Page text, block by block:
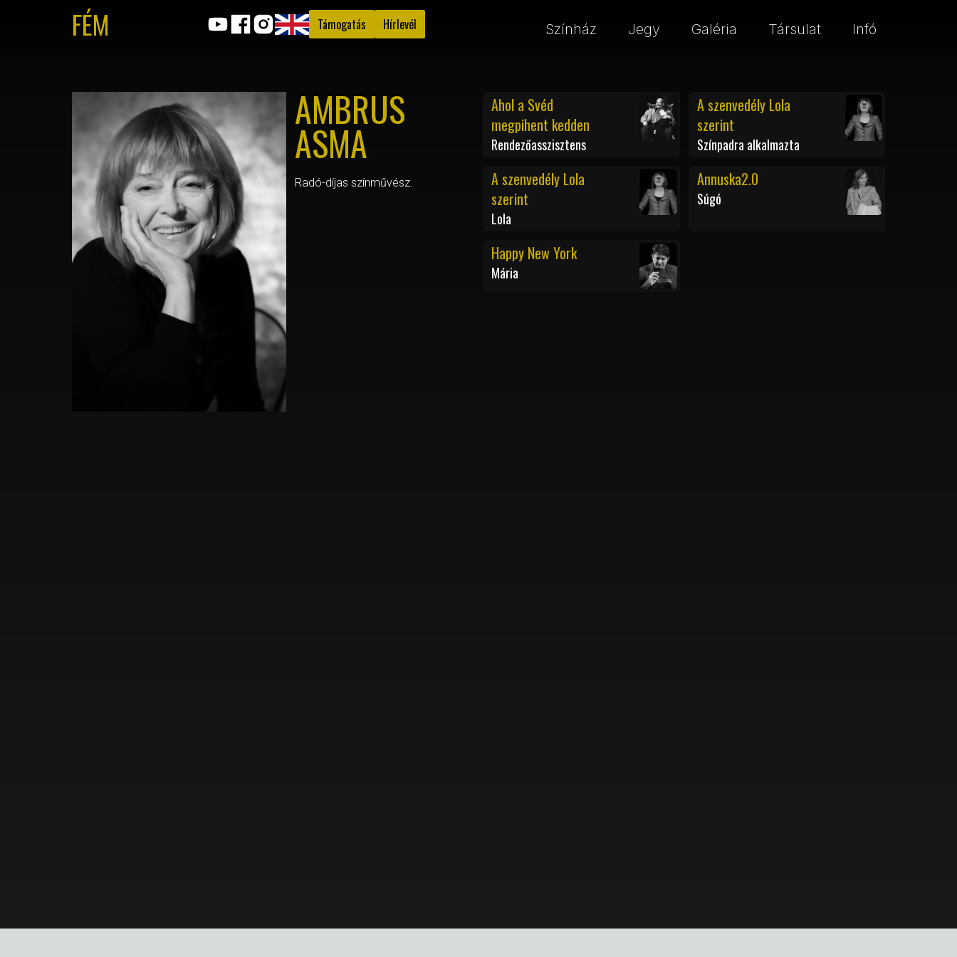
FÉM Támogatás Hírlevél Színház Jegy Galéria Társulat Infó
AMBRUS
ASMA
Radó-díjas színművész.
Ahol a Svéd
megpihent kedden
Rendezőasszisztens
A szenvedély Lola
szerint
Színpadra alkalmazta
A szenvedély Lola
szerint
Lola
Annuska2.0
Súgó
Happy New York
Mária